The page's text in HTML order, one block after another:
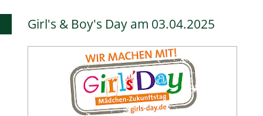
Girl's & Boy's Day am 03.04.2025